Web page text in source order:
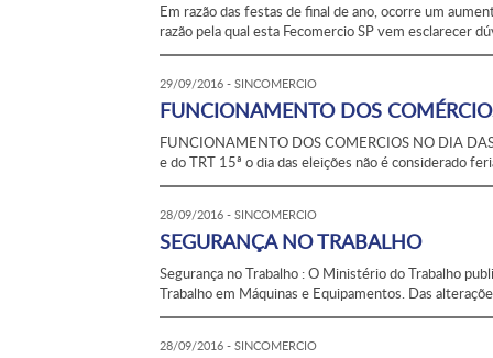
Em razão das festas de final de ano, ocorre um
razão pela qual esta Fecomercio SP vem esclarecer
29/09/2016 - SINCOMERCIO
FUNCIONAMENTO DOS
FUNCIONAMENTO DOS COMERCIOS NO DIA
e do TRT 15ª o dia das eleições não é considerado
28/09/2016 - SINCOMERCIO
SEGURANÇA NO TRABALHO
Segurança no Trabalho : O Ministério do Trabalho
Trabalho em Máquinas e Equipamentos. Das
28/09/2016 - SINCOMERCIO